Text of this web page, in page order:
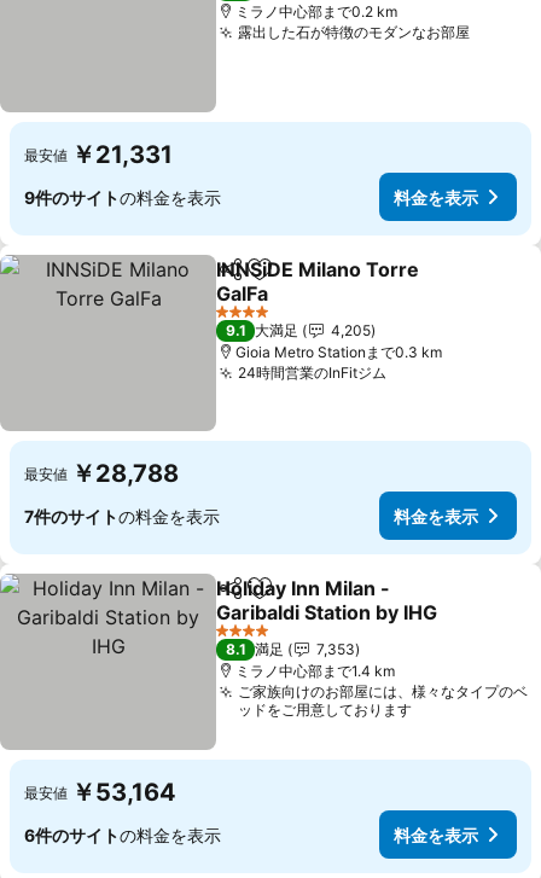
ミラノ中心部まで0.2 km
露出した石が特徴のモダンなお部屋料金を
最安値 ￥21,331
9件のサイトの料金を表示 料金を表示
シェアお気に入りに追加
INNSiDE Milano Torre
GalFa
料金を表示
4 ホテルのランク
9.1 大満足
4,205
Gioia Metro Stationまで0.3 km
24時間営業のInFitジム
最安値 ￥28,788
7件のサイトの料金を表示 料金を表示
シェアお気に入りに追加
Holiday Inn Milan -
Garibaldi Station by IHG
料金を表示
4 ホテルのランク
8.1 満足
7,353
ミラノ中心部まで1.4 km
ご家族向けのお部屋には、様々なタイプのベ
ッドをご用意しております
最安値 ￥53,164
6件のサイトの料金を表示 料金を表示